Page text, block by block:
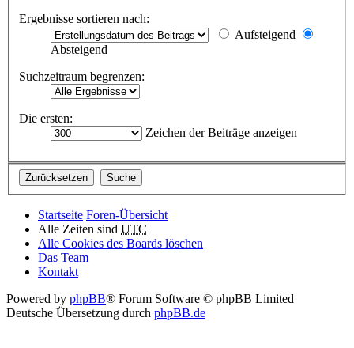
Ergebnisse sortieren nach:
Aufsteigend
Absteigend
Suchzeitraum begrenzen:
Die ersten:
Zeichen der Beiträge anzeigen
Startseite Foren-Übersicht
Alle Zeiten sind UTC
Alle Cookies des Boards löschen
Das Team
Kontakt
Powered by phpBB® Forum Software © phpBB Limited
Deutsche Übersetzung durch phpBB.de